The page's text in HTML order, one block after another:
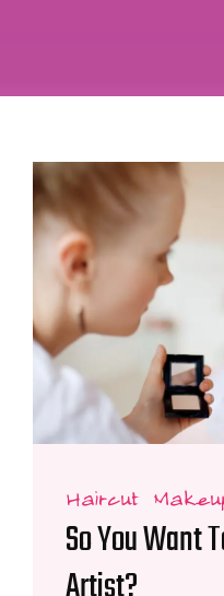
Haircut
So You Want